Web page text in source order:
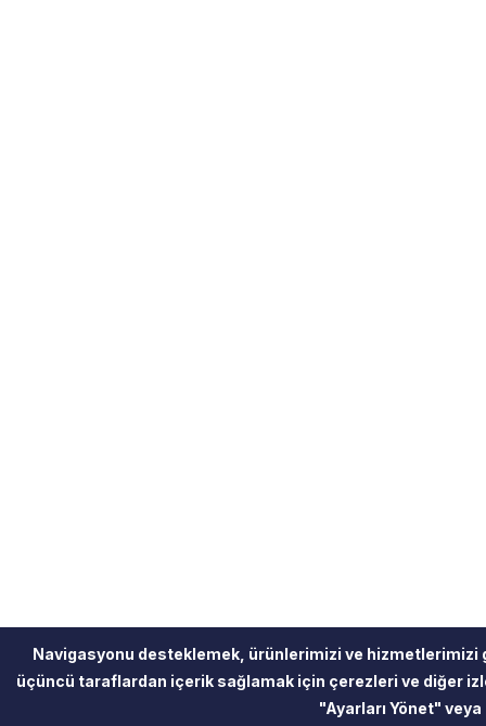
Navigasyonu desteklemek, ürünlerimizi ve
üçüncü taraflardan içerik sağlamak için çerezleri ve diğer
"Ayarları Yönet"